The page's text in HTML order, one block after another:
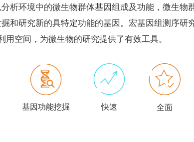
析环境中的微生物群体基因组成及功能，微生物
和研究新的具特定功能的基因。宏基因组测序研
用空间，为微生物的研究提供了有效工具。
基因功能挖掘 快速 全面